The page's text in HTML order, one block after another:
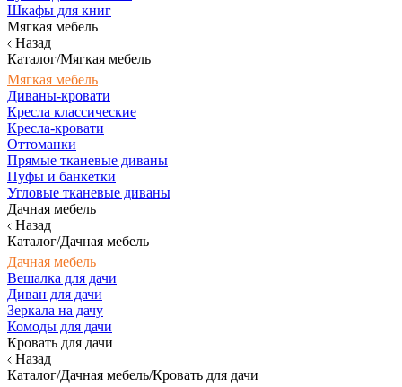
Шкафы для книг
Мягкая мебель
Назад
Каталог/Мягкая мебель
Мягкая мебель
Диваны-кровати
Кресла классические
Кресла-кровати
Оттоманки
Прямые тканевые диваны
Пуфы и банкетки
Угловые тканевые диваны
Дачная мебель
Назад
Каталог/Дачная мебель
Дачная мебель
Вешалка для дачи
Диван для дачи
Зеркала на дачу
Комоды для дачи
Кровать для дачи
Назад
Каталог/Дачная мебель/Кровать для дачи